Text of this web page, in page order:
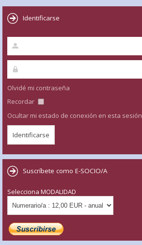
Identificarse
Olvidé mi contraseña
Recordar
Ocultar mi estado de conexión en esta sesión
Suscríbete como E-SOCIO/A
Selecciona MODALIDAD